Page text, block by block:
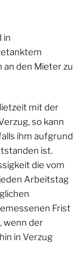
in
den Mieter zu
mit der
so kann
ihm aufgrund
ist.
die vom
Arbeitstag
Frist
wenn der
in Verzug